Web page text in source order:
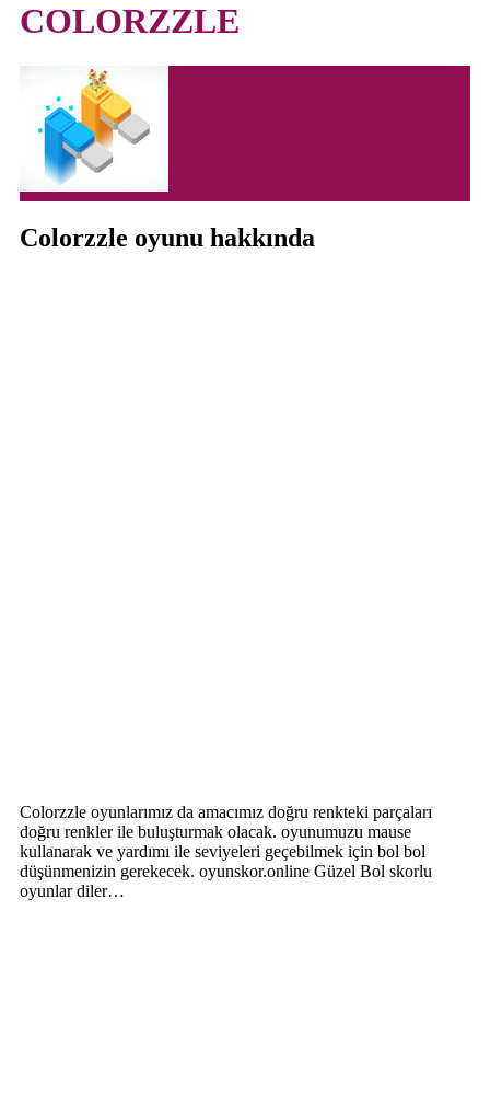
COLORZZLE
Colorzzle oyunu hakkında
Colorzzle oyunlarımız da amacımız doğru renkteki parçaları
doğru renkler ile buluşturmak olacak. oyunumuzu mause
kullanarak ve yardımı ile seviyeleri geçebilmek için bol bol
düşünmenizin gerekecek. oyunskor.online Güzel Bol skorlu
oyunlar diler…